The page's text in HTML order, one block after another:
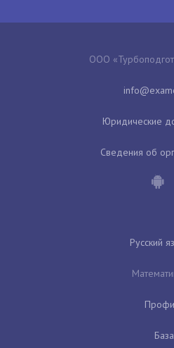
ООО
Юридические
Сведения об
Русский
База